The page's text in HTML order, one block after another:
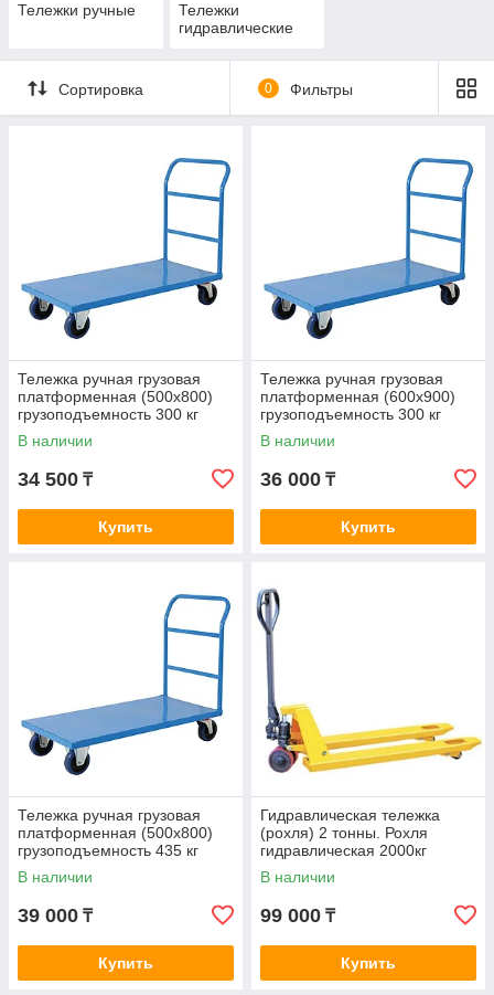
Тележки ручные
Тележки
гидравлические
Сортировка 0 Фильтры
Тележка ручная грузовая
платформенная (500х800)
грузоподъемность 300 кг
(125 мм). Тележки грузовые
платформенная
В наличии
34 500 ₸
Купить
Тележка ручная грузовая
платформенная (600х900)
грузоподъемность 300 кг
(125 мм). Тележки грузовые
платформенная
В наличии
36 000 ₸
Купить
Тележка ручная грузовая
платформенная (500х800)
грузоподъемность 435 кг
(160 мм). Тележки грузовые
платформенная
В наличии
39 000 ₸
Купить
Гидравлическая тележка
(рохля) 2 тонны. Рохля
гидравлическая 2000кг
В наличии
99 000 ₸
Купить